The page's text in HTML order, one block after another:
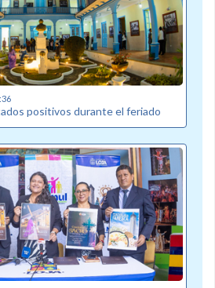
positivos durante el feriado